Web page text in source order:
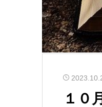
１０